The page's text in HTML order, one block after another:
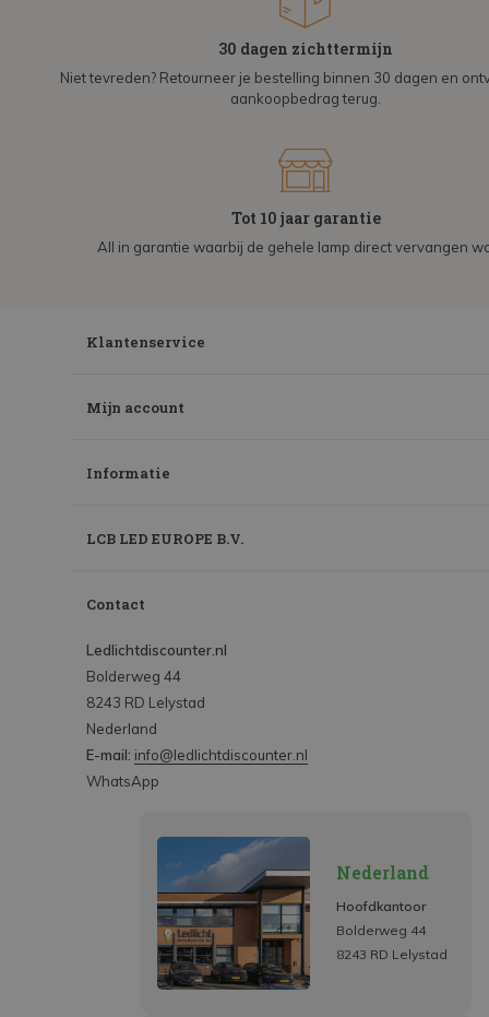
30 dagen zichttermijn
Niet tevreden? Retourneer je bestelling binnen 30 dagen en
aankoopbedrag terug.
Tot 10 jaar garantie
All in garantie waarbij de gehele lamp direct vervangen
Klantenservice
Mijn account
Informatie
LCB LED EUROPE B.V.
Contact
Ledlichtdiscounter.nl
Bolderweg 44
8243 RD Lelystad
Nederland
E-mail: info@ledlichtdiscounter.nl
WhatsApp
Nederland
Hoofdkantoor
Bolderweg 44
8243 RD Lelystad